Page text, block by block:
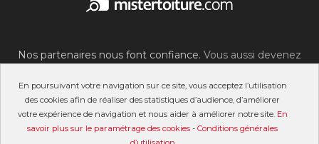
En poursuivant votre navigation sur ce site, vous acceptez l’utilisation
des cookies afin de réaliser des statistiques d’audience, d’améliorer
votre expérience de navigation et nous aider à améliorer notre site. En
savoir plus sur le paramétrage des cookies - Conditions générales
Nos partenaires nous font confiance. Vous aussi devenez
©2007-2026 Stade Olympique Choletais